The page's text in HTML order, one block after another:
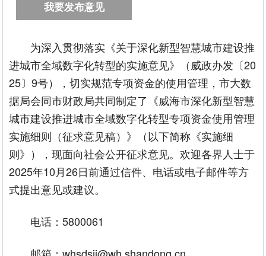
我要发布意见
为深入贯彻落实《关于深化新型智慧城市建设推
进城市全域数字化转型的实施意见》（威政办发〔20
25〕9号），切实规范专项资金的使用管理，市大数
据局会同市财政局共同制定了《威海市深化新型智慧
城市建设推进城市全域数字化转型专项资金使用管理
实施细则（征求意见稿）》（以下简称《实施细
则》），现面向社会公开征求意见。欢迎各界人士于
2025年10月26日前通过信件、电话或电子邮件等方
式提出意见或建议。
电话：5800061